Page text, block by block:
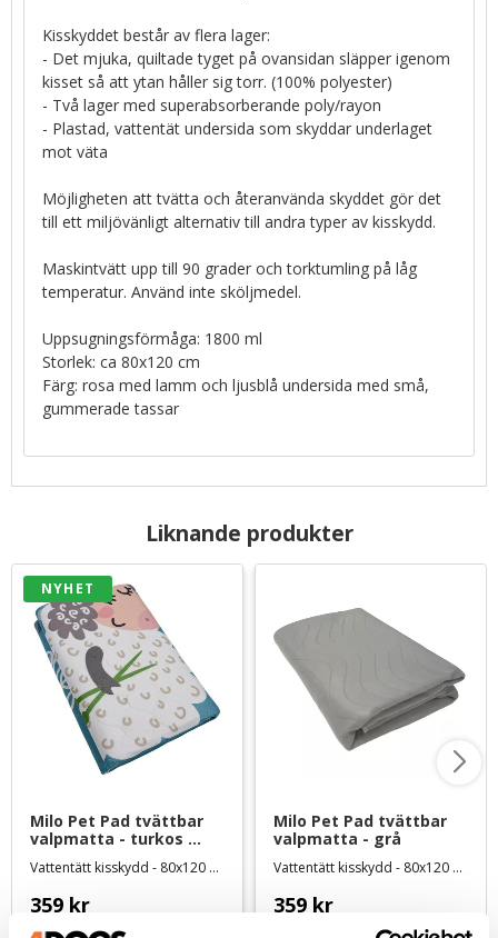
Kisskyddet består av flera lager:
- Det mjuka, quiltade tyget på ovansidan släpper igenom
kisset så att ytan håller sig torr. (100% polyester)
- Två lager med superabsorberande poly/rayon
- Plastad, vattentät undersida som skyddar underlaget
mot väta
Möjligheten att tvätta och återanvända skyddet gör det
till ett miljövänligt alternativ till andra typer av kisskydd.
Maskintvätt upp till 90 grader och torktumling på låg
temperatur. Använd inte sköljmedel.
Uppsugningsförmåga: 1800 ml
Storlek: ca 80x120 cm
Färg: rosa med lamm och ljusblå undersida med små,
gummerade tassar
Liknande produkter
Milo Pet Pad tvättbar
valpmatta - turkos
med lamm
Vattentätt kisskydd - 80x120 cm
359 kr
NYHET
Milo Pet Pad tvättbar
valpmatta - grå
Vattentätt kisskydd - 80x120 cm
359 kr